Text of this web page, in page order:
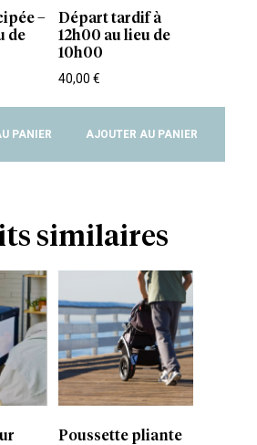
–
de
PANIER
Départ tardif à
12h00 au lieu de
10h00
40,00€
AJOUTER AU PANIER
similaires
Poussette pliante